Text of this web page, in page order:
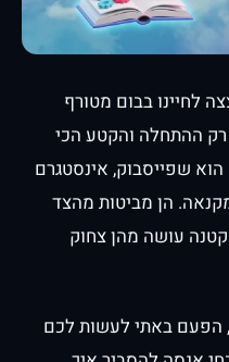
לחיינו בבום מטורף
ההתחלה והקטע הכי
שפייסבוק, אינסטגרם
הן מביטות מהצד
עושה מהן צחוק
הפעם באתי לעשות לכם